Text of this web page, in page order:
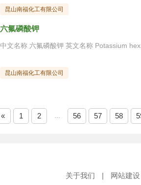
昆山南福化工有限公司
六氟磷酸钾
昆山南福化工有限公司
« 1 2 56 57 58
关于我们 | 网站建设